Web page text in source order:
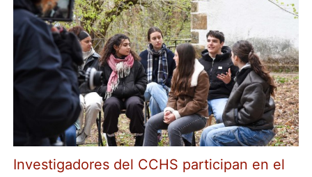
Investigadores del CCHS participan en el